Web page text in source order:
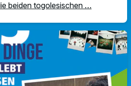
beiden togolesischen …